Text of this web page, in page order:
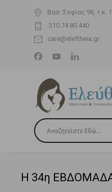
Βασ. Σοφίας 96, τ.κ.
210.74.80.440
care@eleftheia.gr
Η 34η